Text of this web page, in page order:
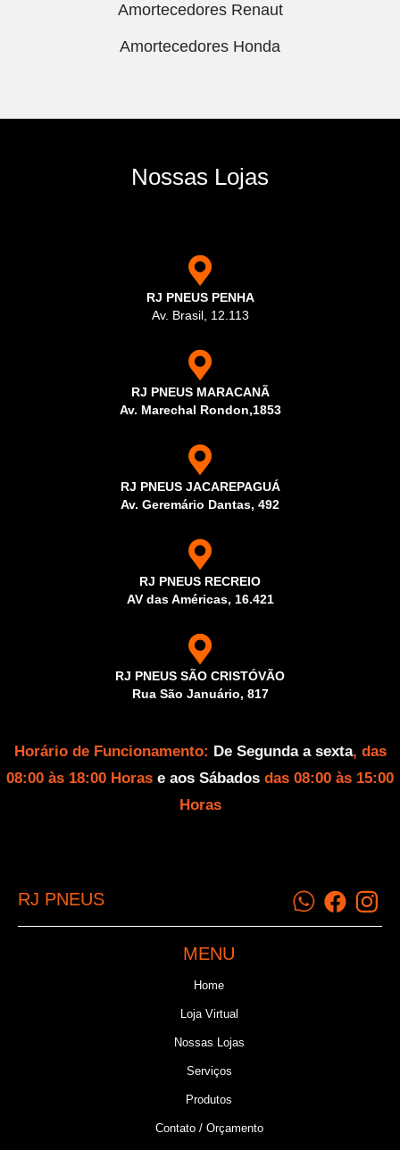
Amortecedores Renaut
Amortecedores Honda
Nossas Lojas
RJ PNEUS PENHA
Av. Brasil, 12.113
RJ PNEUS MARACANÃ
Av. Marechal Rondon,1853
RJ PNEUS JACAREPAGUÁ
Av. Geremário Dantas, 492
RJ PNEUS RECREIO
AV das Américas, 16.421
RJ PNEUS SÃO CRISTÓVÃO
Rua São Januário, 817
Horário de Funcionamento: De Segunda a sexta, das
08:00 às 18:00 Horas e aos Sábados das 08:00 às 15:00
Horas
RJ PNEUS
MENU
Home
Loja Virtual
Nossas Lojas
Serviços
Produtos
Contato / Orçamento